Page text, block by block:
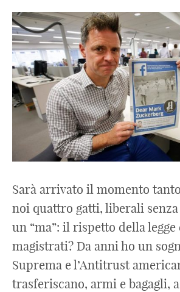
Sarà arrivato il momento
noi quattro gatti, liberali senza
un “ma”: il rispetto della legge
magistrati? Da anni ho un
Suprema e l’Antitrust
trasferiscano, armi e bagagli,